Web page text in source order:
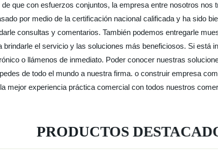
que con esfuerzos conjuntos, la empresa entre nosotros
por medio de la certificación nacional calificada y ha sido
consultas y comentarios. También podemos entregarle
el servicio y las soluciones más beneficiosos. Si está
o llámenos de inmediato. Poder conocer nuestras
de todo el mundo a nuestra firma. o construir empresa
mejor experiencia práctica comercial con todos nuestros
PRODUCTOS